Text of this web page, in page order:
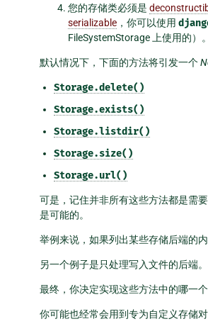
您的存储类必须是
serializable ，你可以使用
FileSystemStorage 上使用的）。
默认情况下，下面的方法将引发一个
Storage.delete()
Storage.exists()
Storage.listdir()
Storage.size()
Storage.url()
可是，记住并非所有这些方法都是需
是可能的。
举例来说，如果列出某些存储后端的
另一个例子是只处理写入文件的后端
最终，你决定实现这些方法中的哪一
你可能也经常会用到专为自定义存储